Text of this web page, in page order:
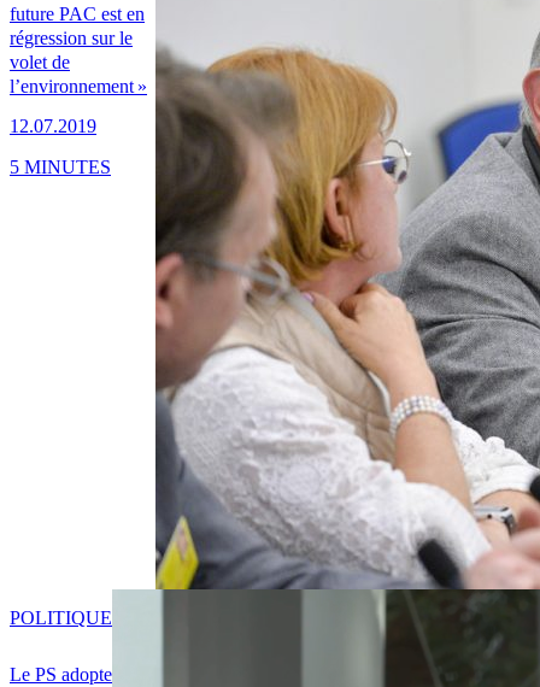
future PAC est en
régression sur le
volet de
l’environnement »
12.07.2019
5 MINUTES
Le PS adopte
POLITIQUE